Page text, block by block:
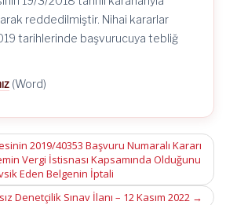
reddedilmiştir. Nihai kararlar
tarihlerinde başvurucuya tebliğ
(Word)
2019/40353 Başvuru Numaralı Kararı
Vergi İstisnası Kapsamında Olduğunu
Eden Belgenin İptali
Denetçilik Sınav İlanı – 12 Kasım 2022 →